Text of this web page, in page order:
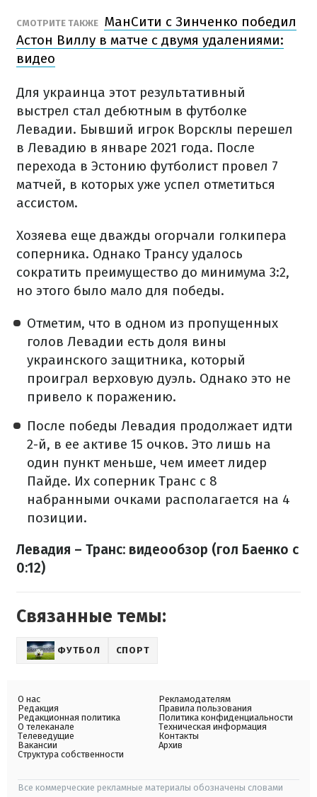
СМОТРИТЕ ТАКЖЕ МанСити с Зинченко победил
Астон Виллу в матче с двумя удалениями:
видео
Для украинца этот результативный
выстрел стал дебютным в футболке
Левадии. Бывший игрок Ворсклы перешел
в Левадию в январе 2021 года. После
перехода в Эстонию футболист провел 7
матчей, в которых уже успел отметиться
ассистом.
Хозяева еще дважды огорчали голкипера
соперника. Однако Трансу удалось
сократить преимущество до минимума 3:2,
но этого было мало для победы.
Отметим, что в одном из пропущенных
голов Левадии есть доля вины
украинского защитника, который
проиграл верховую дуэль. Однако это не
привело к поражению.
После победы Левадия продолжает идти
2-й, в ее активе 15 очков. Это лишь на
один пункт меньше, чем имеет лидер
Пайде. Их соперник Транс с 8
набранными очками располагается на 4
позиции.
Левадия – Транс: видеообзор (гол Баенко с
0:12)
Связанные темы:
ФУТБОЛ СПОРТ
О нас
Редакция
Редакционная политика
О телеканале
Телеведущие
Вакансии
Структура собственности
Рекламодателям
Правила пользования
Политика конфиденциальности
Техническая информация
Контакты
Архив
Все коммерческие рекламные материалы обозначены словами